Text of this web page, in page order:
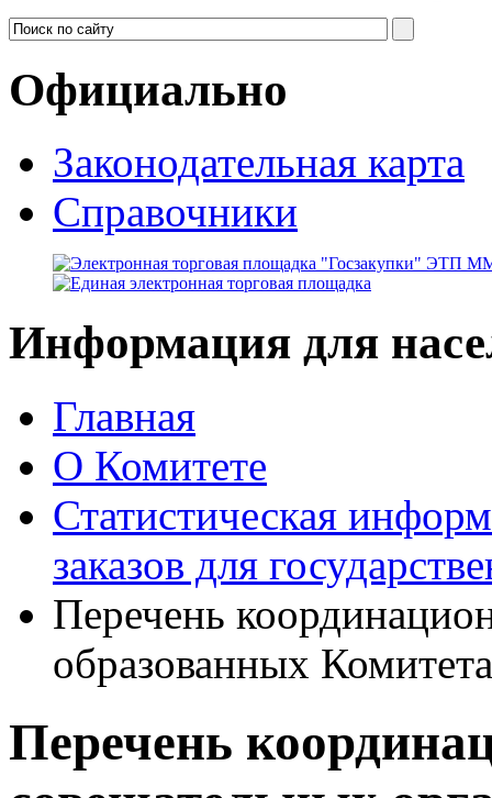
Официально
Законодательная карта
Справочники
Информация для
Главная
О Комитете
Статистическая
заказов для
Перечень
образованных Комитета
Перечень